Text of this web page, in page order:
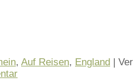
, Auf Reisen, England |